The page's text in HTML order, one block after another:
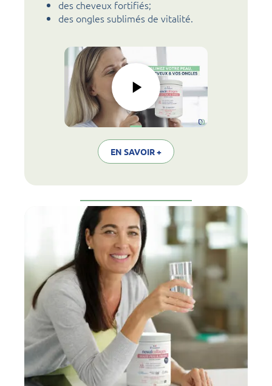
des cheveux fortifiés;
des ongles sublimés de vitalité.
EN SAVOIR +